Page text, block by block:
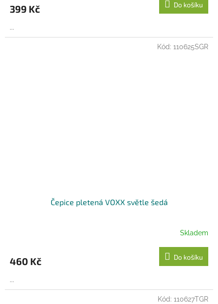
399 Kč Do košíku
...
Čepice pletená VOXX světle šedá
Skladem
460 Kč Do košíku
...
Kód: 110625SGR
Kód: 110627TGR